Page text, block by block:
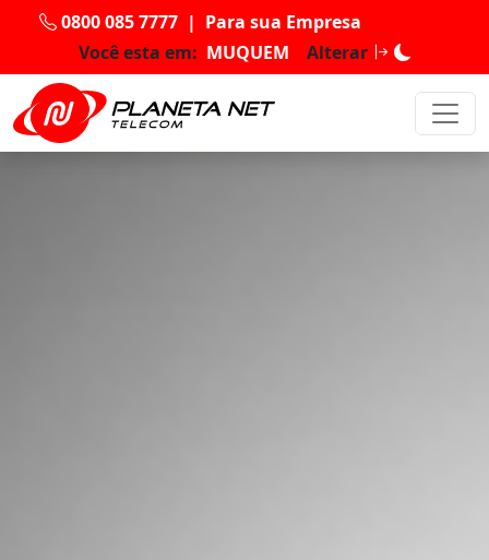
0800 085 7777 | Para sua Empresa
Você esta em: MUQUEM Alterar